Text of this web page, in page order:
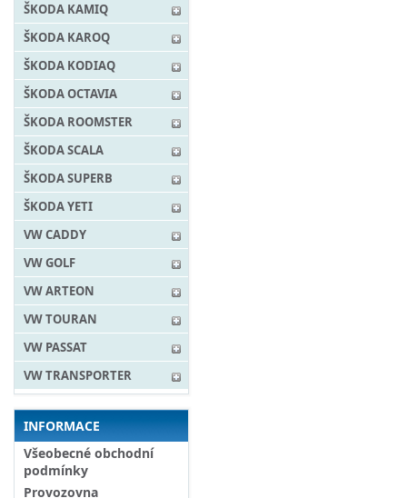
ŠKODA KAMIQ
ŠKODA KAROQ
ŠKODA KODIAQ
ŠKODA OCTAVIA
ŠKODA ROOMSTER
ŠKODA SCALA
ŠKODA SUPERB
ŠKODA YETI
VW CADDY
VW GOLF
VW ARTEON
VW TOURAN
VW PASSAT
VW TRANSPORTER
INFORMACE
Všeobecné obchodní
podmínky
Provozovna